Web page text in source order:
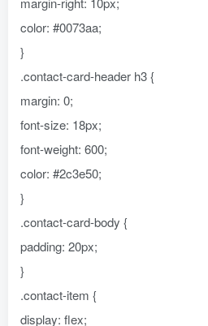
color: #0073aa;
}
.contact-card-header h3 {
margin: 0;
font-size: 18px;
font-weight: 600;
color: #2c3e50;
}
.contact-card-body {
padding: 20px;
}
.contact-item {
display: flex;